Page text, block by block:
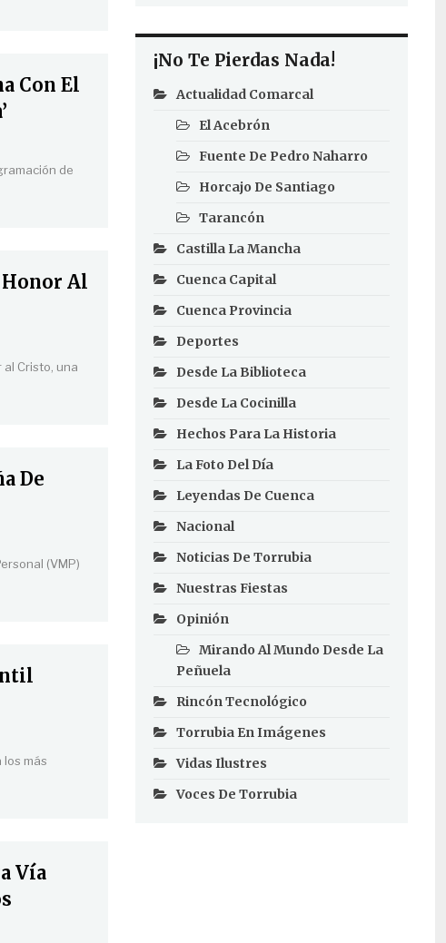
Con El
de
Honor Al
Cristo, una
De
(VMP)
los más
Vía
¡No Te Pierdas Nada!
Actualidad Comarcal
El Acebrón
Fuente De Pedro Naharro
Horcajo De Santiago
Tarancón
Castilla La Mancha
Cuenca Capital
Cuenca Provincia
Deportes
Desde La Biblioteca
Desde La Cocinilla
Hechos Para La Historia
La Foto Del Día
Leyendas De Cuenca
Nacional
Noticias De Torrubia
Nuestras Fiestas
Opinión
Mirando Al Mundo Desde La
Peñuela
Rincón Tecnológico
Torrubia En Imágenes
Vidas Ilustres
Voces De Torrubia